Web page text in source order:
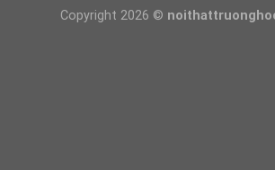
Copyright 2026 ©